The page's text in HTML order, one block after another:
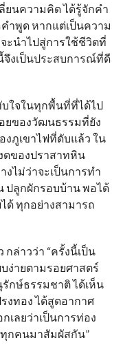
ยนความคิด ได้รู้จักคำ
ำพูด หากแต่เป็นความ
ะนำไปสู่การใช้ชีวิตที่
จึงเป็นประสบการณ์ที่ดี
ใจในทุกพื้นที่ที่ได้ไป
ยของวัฒนธรรมที่ยัง
งภูเขาไฟที่ดับแล้ว ใน
ดของปราสาทหิน
งไม่ว่าจะเป็นการทำ
ปลูกผักรอบบ้าน พอได้
ด้ ทุกอย่างสามารถ
กล่าวว่า “ครั้งนี้เป็น
บง่ายตามรอยศาสตร์
รักษ์ธรรมชาติ ได้เห็น
งทอง ได้สูดอากาศ
เลยว่าเป็นการท่อง
กคนมาสัมผัสกัน”